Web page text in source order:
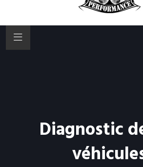
Diagnostic